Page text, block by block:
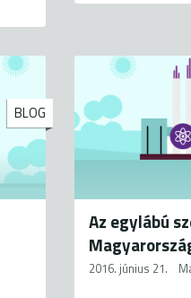
BLOG
Az egylábú
2016. június 21.